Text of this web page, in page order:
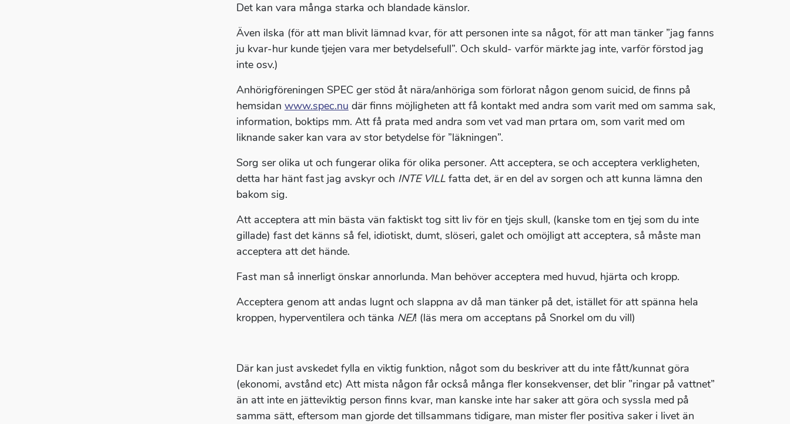
Det kan vara många starka och blandade känslor.
Även ilska (för att man blivit lämnad kvar, för att personen inte sa något, för att man tänker ”jag fanns
ju kvar-hur kunde tjejen vara mer betydelsefull”. Och skuld- varför märkte jag inte, varför förstod jag
inte osv.)
Anhörigföreningen SPEC ger stöd åt nära/anhöriga som förlorat någon genom suicid, de finns på
hemsidan www.spec.nu där finns möjligheten att få kontakt med andra som varit med om samma sak,
information, boktips mm. Att få prata med andra som vet vad man prtara om, som varit med om
liknande saker kan vara av stor betydelse för ”läkningen”.
Sorg ser olika ut och fungerar olika för olika personer. Att acceptera, se och acceptera verkligheten,
detta har hänt fast jag avskyr och INTE VILL fatta det, är en del av sorgen och att kunna lämna den
bakom sig.
Att acceptera att min bästa vän faktiskt tog sitt liv för en tjejs skull, (kanske tom en tjej som du inte
gillade) fast det känns så fel, idiotiskt, dumt, slöseri, galet och omöjligt att acceptera, så måste man
acceptera att det hände.
Fast man så innerligt önskar annorlunda. Man behöver acceptera med huvud, hjärta och kropp.
Acceptera genom att andas lugnt och slappna av då man tänker på det, istället för att spänna hela
kroppen, hyperventilera och tänka NEJ! (läs mera om acceptans på Snorkel om du vill)
Där kan just avskedet fylla en viktig funktion, något som du beskriver att du inte fått/kunnat göra
(ekonomi, avstånd etc) Att mista någon får också många fler konsekvenser, det blir ”ringar på vattnet”
än att inte en jätteviktig person finns kvar, man kanske inte har saker att göra och syssla med på
samma sätt, eftersom man gjorde det tillsammans tidigare, man mister fler positiva saker i livet än